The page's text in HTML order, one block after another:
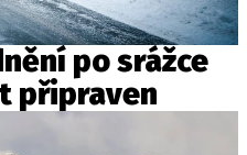
AKCI
SCÉNA
po srážce
připraven